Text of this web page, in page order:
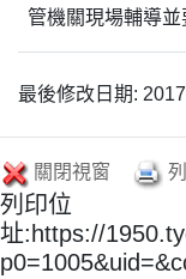
管機關現場輔導並
最後修改日期:
關閉視窗
列印位
址:https://